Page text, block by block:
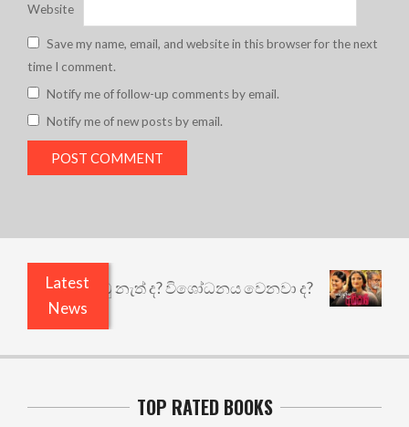
Website
Save my name, email, and website in this browser for the next
time I comment.
Notify me of follow-up comments by email.
Notify me of new posts by email.
Latest
News
කුඩු නැත් ද? විශෝධනය වෙනවා ද?
TOP RATED BOOKS